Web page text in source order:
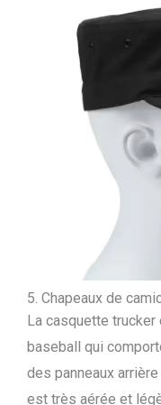
5. Chapeaux de
La casquette
baseball qui
des panneaux
est très aérée et